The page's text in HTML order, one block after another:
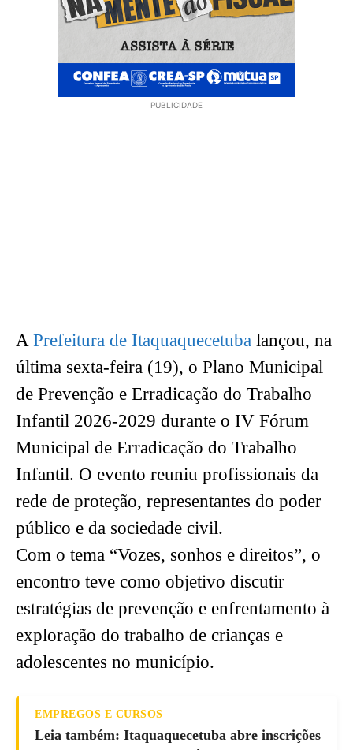
PUBLICIDADE
A Prefeitura de Itaquaquecetuba lançou, na
última sexta-feira (19), o Plano Municipal
de Prevenção e Erradicação do Trabalho
Infantil 2026-2029 durante o IV Fórum
Municipal de Erradicação do Trabalho
Infantil. O evento reuniu profissionais da
rede de proteção, representantes do poder
público e da sociedade civil.
Com o tema “Vozes, sonhos e direitos”, o
encontro teve como objetivo discutir
estratégias de prevenção e enfrentamento à
exploração do trabalho de crianças e
adolescentes no município.
EMPREGOS E CURSOS
Leia também: Itaquaquecetuba abre inscrições